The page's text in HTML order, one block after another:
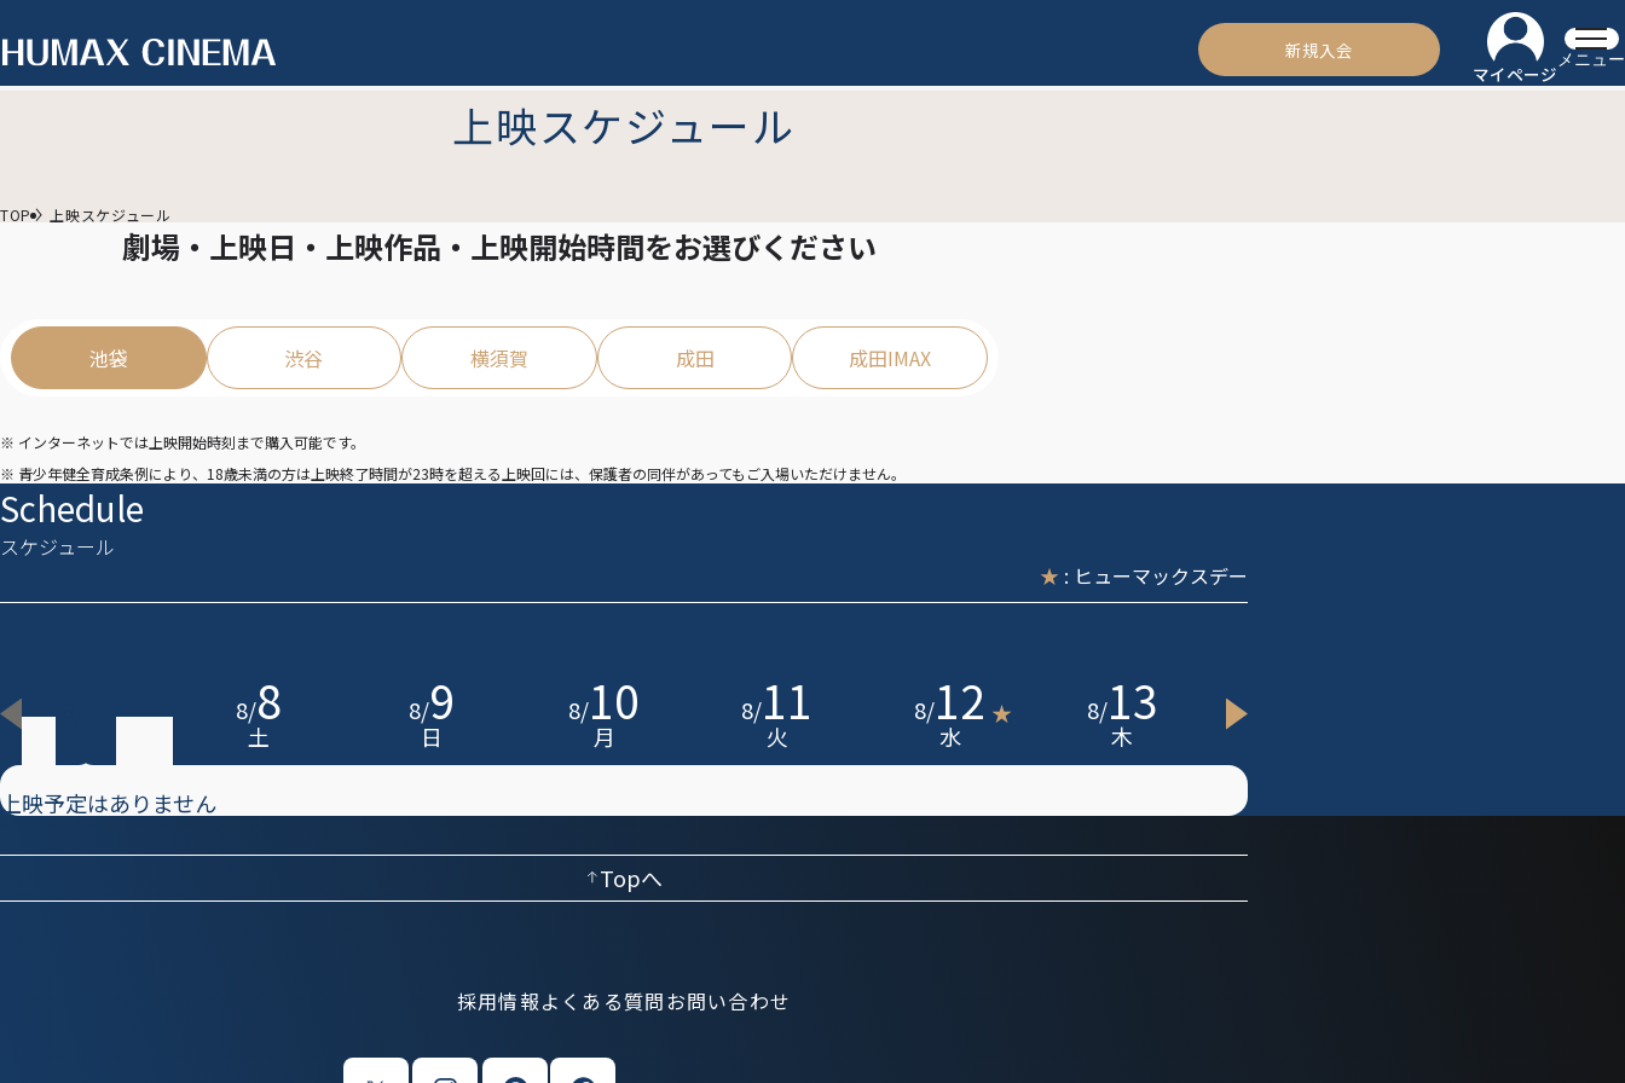
新規入会
マイページ
メニュー
上映スケジュール
TOP 上映スケジュール
劇場・上映日・上映作品・上映開始時間をお選びください
池袋 渋谷 横須賀 成田 成田IMAX
※ インターネットでは上映開始時刻まで購入可能です。
※ 青少年健全育成条例により、18歳未満の方は上映終了時間が23時を超える上映回には、保護者の同伴があってもご入場いただけません。
Schedule
スケジュール
★ : ヒューマックスデー
8/8
土
8/9
日
8/10
月
8/11
火
8/12 ★
水
8/13
木
上映予定はありません
Topへ
採用情報よくある質問お問い合わせ